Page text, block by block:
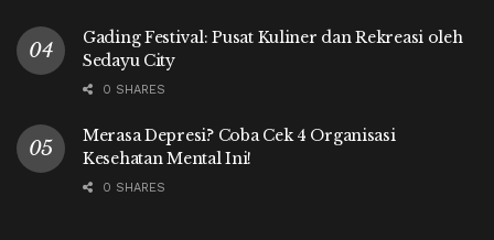
Gading Festival: Pusat Kuliner dan Rekreasi oleh
Sedayu City
0 SHARES
Merasa Depresi? Coba Cek 4 Organisasi
Kesehatan Mental Ini!
0 SHARES